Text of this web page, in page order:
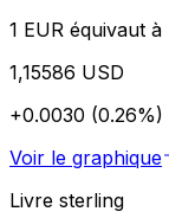
1 EUR équivaut à
1,15586 USD
+0.0030 (0.26%)
Voir le graphique
Livre sterling